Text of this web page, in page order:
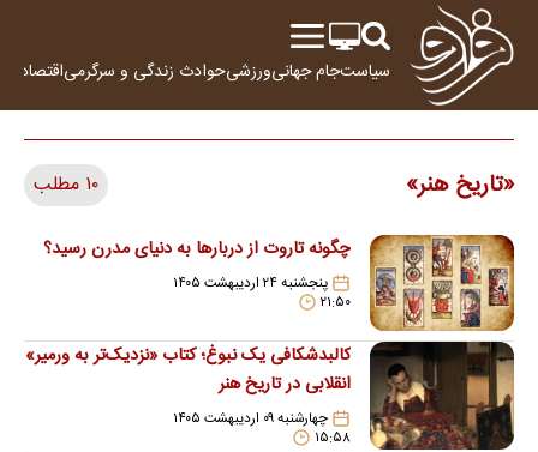
سیاستجام جهانیورزشیحوادث زندگی و سرگرمیاقتصاد
تاریخ هنر ۱۰ مطلب
چگونه تاروت از دربارها به دنیای مدرن رسید؟
پنجشنبه ۲۴ اردیبهشت ۱۴۰۵
۲۱:۵۰
کالبدشکافی یک نبوغ؛ کتاب «نزدیک‌تر به ورمیر»
انقلابی در تاریخ هنر
چهارشنبه ۰۹ اردیبهشت ۱۴۰۵
۱۵:۵۸